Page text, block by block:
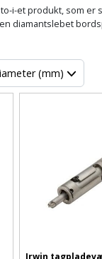
i-et produkt, som
diamantslebet
(mm)
Irwin